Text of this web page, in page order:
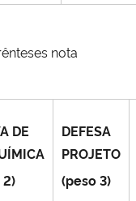
nota
DE
2)
DEFESA
PROJETO
(peso 3)